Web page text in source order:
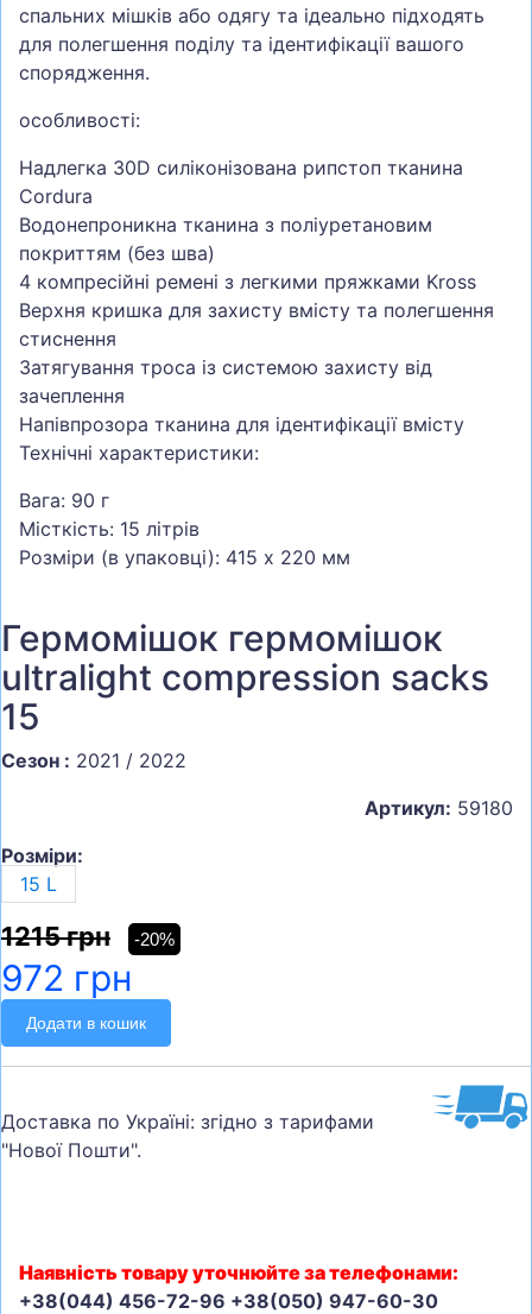
спальних мішків або одягу та ідеально підходять
для полегшення поділу та ідентифікації вашого
спорядження.
особливості:
Надлегка 30D силіконізована рипстоп тканина
Cordura
Водонепроникна тканина з поліуретановим
покриттям (без шва)
4 компресійні ремені з легкими пряжками Kross
Верхня кришка для захисту вмісту та полегшення
стиснення
Затягування троса із системою захисту від
зачеплення
Напівпрозора тканина для ідентифікації вмісту
Технічні характеристики:
Вага: 90 г
Місткість: 15 літрів
Розміри (в упаковці): 415 х 220 мм
Гермомішок гермомішок
ultralight compression sacks
15
Сезон : 2021 / 2022
Артикул: 59180
Розміри:
15 L
1215 грн -20%
972 грн
Додати в кошик
Доставка по Україні: згідно з тарифами
"Нової Пошти".
Наявність товару уточнюйте за телефонами:
+38(044) 456-72-96 +38(050) 947-60-30